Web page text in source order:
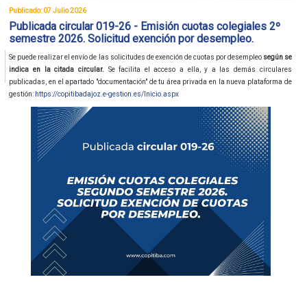
Publicado: 07 Julio 2026
Publicada circular 019-26 - Emisión cuotas colegiales 2º
semestre 2026. Solicitud exención por desempleo.
Se puede realizar el envío de las solicitudes de exención de cuotas por desempleo según se
indica en la citada circular. Se facilita el acceso a ella, y a las demás circulares
publicadas, en el apartado "documentación" de tu área privada en la nueva plataforma de
gestión: https://copitibadajoz.e-gestion.es/Inicio.aspx